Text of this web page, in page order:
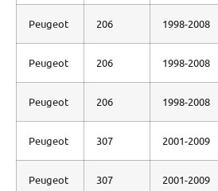
Peugeot 206 1998-2008
Peugeot 206 1998-2008
Peugeot 206 1998-2008
Peugeot 307 2001-2009
Peugeot 307 2001-2009